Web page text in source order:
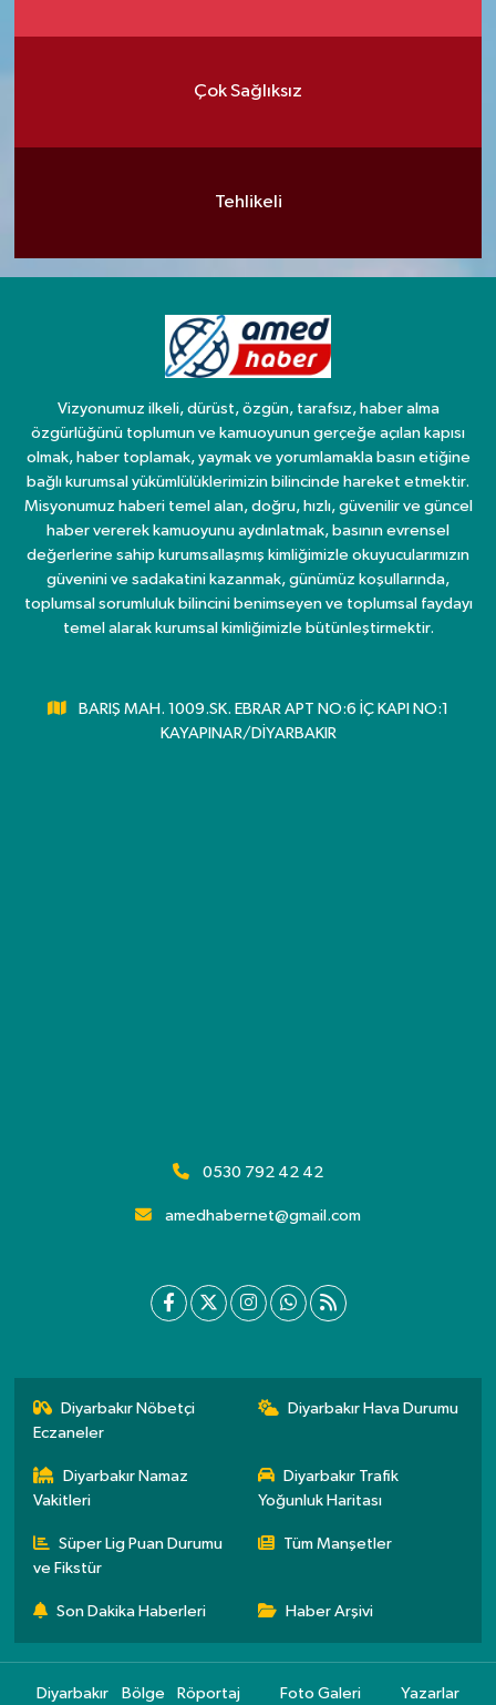
Çok Sağlıksız
Tehlikeli
Vizyonumuz ilkeli, dürüst, özgün, tarafsız, haber alma
özgürlüğünü toplumun ve kamuoyunun gerçeğe açılan kapısı
olmak, haber toplamak, yaymak ve yorumlamakla basın etiğine
bağlı kurumsal yükümlülüklerimizin bilincinde hareket etmektir.
Misyonumuz haberi temel alan, doğru, hızlı, güvenilir ve güncel
haber vererek kamuoyunu aydınlatmak, basının evrensel
değerlerine sahip kurumsallaşmış kimliğimizle okuyucularımızın
güvenini ve sadakatini kazanmak, günümüz koşullarında,
toplumsal sorumluluk bilincini benimseyen ve toplumsal faydayı
temel alarak kurumsal kimliğimizle bütünleştirmektir.
BARIŞ MAH. 1009.SK. EBRAR APT NO:6 İÇ KAPI NO:1
KAYAPINAR/DİYARBAKIR
0530 792 42 42
amedhabernet@gmail.com
Diyarbakır Nöbetçi
Eczaneler
Diyarbakır Hava Durumu
Diyarbakır Namaz
Vakitleri
Diyarbakır Trafik
Yoğunluk Haritası
Süper Lig Puan Durumu
ve Fikstür
Tüm Manşetler
Son Dakika Haberleri Haber Arşivi
Diyarbakır Bölge Röportaj Foto Galeri Yazarlar